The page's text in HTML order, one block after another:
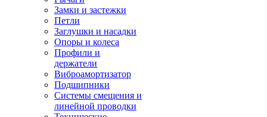
Замки и застежки
Петли
Заглушки и насадки
Опоры и колеса
Профили и
держатели
Виброамортизатор
Подшипники
Системы смещения и
линейной проводки